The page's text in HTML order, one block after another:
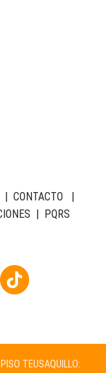
CONTACTO
PQRS
TEUSAQUILLO: